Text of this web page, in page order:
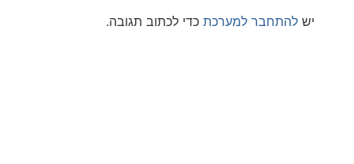
למערכתכדי לכתוב תגובה.